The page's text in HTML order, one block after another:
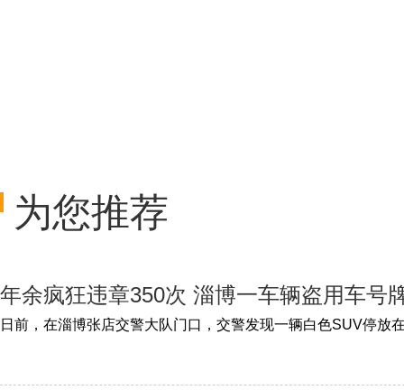
为您推荐
年余疯狂违章350次 淄博一车辆盗用车号
日前，在淄博张店交警大队门口，交警发现一辆白色SUV停